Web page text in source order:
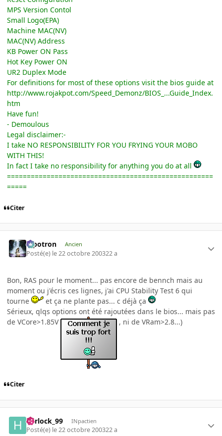
MPS Version Contol
Small Logo(EPA)
Machine MAC(NV)
MAC(NV) Address
KB Power ON Pass
Hot Key Power ON
UR2 Duplex Mode
For definitions for most of these options visit the bios guide at
http://www.rojakpot.com/Speed_Demonz/BIOS_...Guide_Index.
htm
Have fun!
- Demoulous
Legal disclaimer:-
I take NO RESPONSIBILITY FOR YOU FRYING YOUR MOBO
WITH THIS!
In fact I take no responsibility for anything you do at all
====================================================
=====
Citer
Pipotron Ancien
Posté(e) le 22 octobre 200322 a
Bon, RAS pour le moment... pas encore de bennch mais au
moment ou j'écris ces lignes, j'ai CPU Stability Test 6 qui
tourne
et ça ne plante pas... c déjà ça
Sérieux, qlqs options ont été rajoutées dans le bios... mais pas
de VCore>1.85V
, ni de VRam>2.8...)
Citer
harlock_99 INpactien
Posté(e) le 22 octobre 200322 a